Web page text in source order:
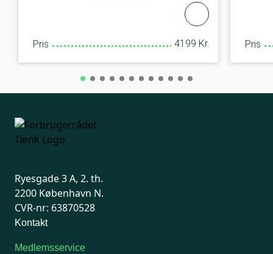
Pris 4199 Kr. Pris
Ryesgade 3 A, 2. th.
2200 København N.
CVR-nr: 63870528
Kontakt
Medlemsservice